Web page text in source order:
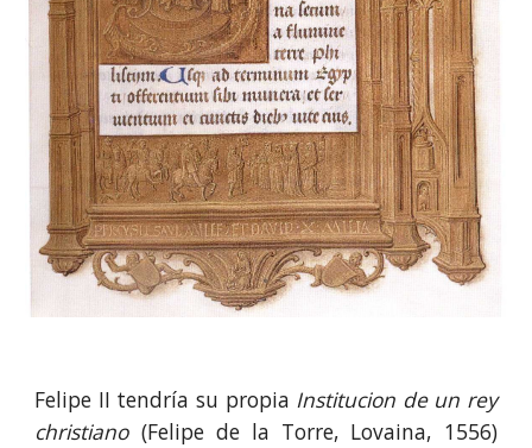
Felipe II tendría su propia Institucion de un rey
christiano(Felipe de la Torre, Lovaina, 1556)